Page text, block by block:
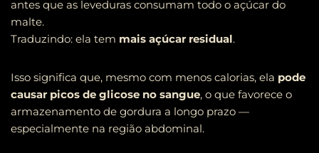
antes que as leveduras consumam todo o açúcar do
malte.
Traduzindo: ela tem mais açúcar residual.
Isso significa que, mesmo com menos calorias, ela pode
causar picos de glicose no sangue, o que favorece o
armazenamento de gordura a longo prazo —
especialmente na região abdominal.